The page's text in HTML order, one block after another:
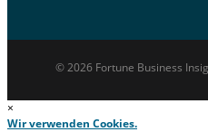
© 2026 Fortune Business
×
Wir verwenden Cookies.